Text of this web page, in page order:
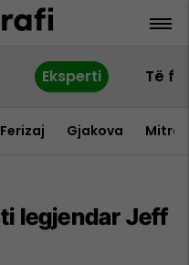
Eksperti Të
Ferizaj Gjakova
legjendar Jeff